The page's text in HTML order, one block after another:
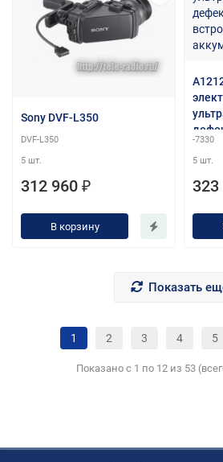
Sony DVF-L350
DVF-L350
5 шт.
312 960 ₽
В корзину
-7330
5 шт.
323
Показать
1 2 3 4 5
Показано с 1 по 12 из 53